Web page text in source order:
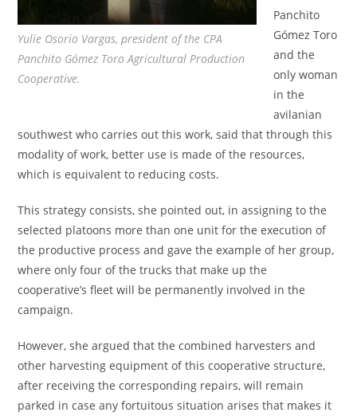
Yulie Osorio Vargas, president of the CPA
Panchito Gómez Toro Agricultural Production
Cooperative.
Panchito
Gómez Toro
and the
only woman
in the
avilanian
southwest who carries out this work, said that through this
modality of work, better use is made of the resources,
which is equivalent to reducing costs.
This strategy consists, she pointed out, in assigning to the
selected platoons more than one unit for the execution of
the productive process and gave the example of her group,
where only four of the trucks that make up the
cooperative’s fleet will be permanently involved in the
campaign.
However, she argued that the combined harvesters and
other harvesting equipment of this cooperative structure,
after receiving the corresponding repairs, will remain
parked in case any fortuitous situation arises that makes it